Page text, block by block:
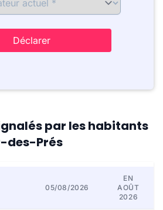
Déclarer
par les habitants
des-Prés
05/08/2026
EN
AOÛT
2026